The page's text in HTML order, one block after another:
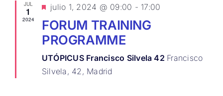
JUL
1
2024
Destacado
julio 1, 2024 @ 09:00 - 17:00
FORUM TRAINING
PROGRAMME
UTÓPICUS Francisco Silvela 42 Francisco
Silvela, 42, Madrid